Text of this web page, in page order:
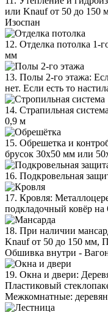
или Knauf от 50 до 150
Изоспан
12. Отделка потолка 1-
мм
13. Полы 2-го этажа:
нет. Если есть то
14. Страпильная
0,9 м
15. Обрешетка и
брусок 30х50 мм или
16. Подкровельная
17. Кровля:
подкладочный ковёр
18. При наличии
Knauf от 50 до 150 мм,
Обшивка внутри -
19. Окна и двери:
Пластиковый
Межкомнатные: